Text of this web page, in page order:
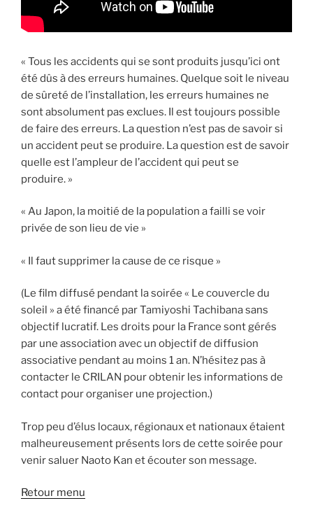
« Tous les accidents qui se sont produits jusqu’ici ont
été dûs à des erreurs humaines. Quelque soit le niveau
de sûreté de l’installation, les erreurs humaines ne
sont absolument pas exclues. Il est toujours possible
de faire des erreurs. La question n’est pas de savoir si
un accident peut se produire. La question est de savoir
quelle est l’ampleur de l’accident qui peut se
produire. »
« Au Japon, la moitié de la population a failli se voir
privée de son lieu de vie »
« Il faut supprimer la cause de ce risque »
(Le film diffusé pendant la soirée « Le couvercle du
soleil » a été financé par Tamiyoshi Tachibana sans
objectif lucratif. Les droits pour la France sont gérés
par une association avec un objectif de diffusion
associative pendant au moins 1 an. N’hésitez pas à
contacter le CRILAN pour obtenir les informations de
contact pour organiser une projection.)
Trop peu d’élus locaux, régionaux et nationaux étaient
malheureusement présents lors de cette soirée pour
venir saluer Naoto Kan et écouter son message.
Retour menu